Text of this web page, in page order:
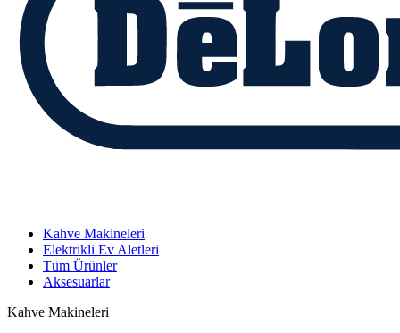
Kahve Makineleri
Elektrikli Ev Aletleri
Tüm Ürünler
Aksesuarlar
Kahve Makineleri